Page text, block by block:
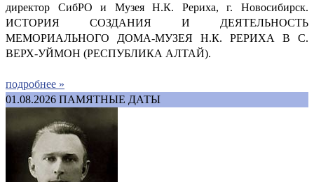
директор СибРО и Музея Н.К. Рериха, г. Новосибирск.
ИСТОРИЯ СОЗДАНИЯ И ДЕЯТЕЛЬНОСТЬ
МЕМОРИАЛЬНОГО ДОМА-МУЗЕЯ Н.К. РЕРИХА В С.
ВЕРХ-УЙМОН (РЕСПУБЛИКА АЛТАЙ).
подробнее »
01.08.2026 ПАМЯТНЫЕ ДАТЫ